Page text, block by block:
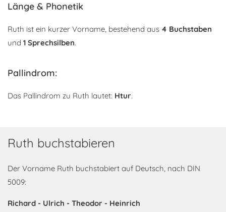
Länge & Phonetik
Ruth ist ein kurzer Vorname, bestehend aus 4 Buchstaben
und 1 Sprechsilben.
Pallindrom:
Das Pallindrom zu Ruth lautet: Htur.
Ruth buchstabieren
Der Vorname Ruth buchstabiert auf Deutsch, nach DIN
5009:
Richard - Ulrich - Theodor - Heinrich